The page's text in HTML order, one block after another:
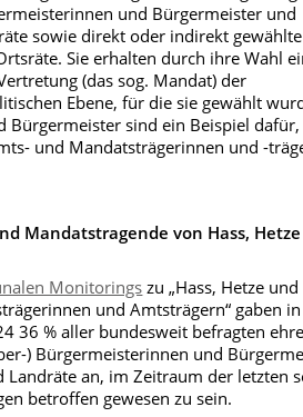
und Bürgermeister und
sowie direkt oder indirekt gewählte
Sie erhalten durch ihre Wahl
(das sog. Mandat) der
Ebene, für die sie gewählt
Bürgermeister sind ein Beispiel dafür,
und Mandatsträgerinnen und -
Mandatstragende von Hass,
Monitorings zu „Hass, Hetze und
und Amtsträgern“ gaben
36 % aller bundesweit befragten
) Bürgermeisterinnen und
an, im Zeitraum der letzten
betroffen gewesen zu sein.